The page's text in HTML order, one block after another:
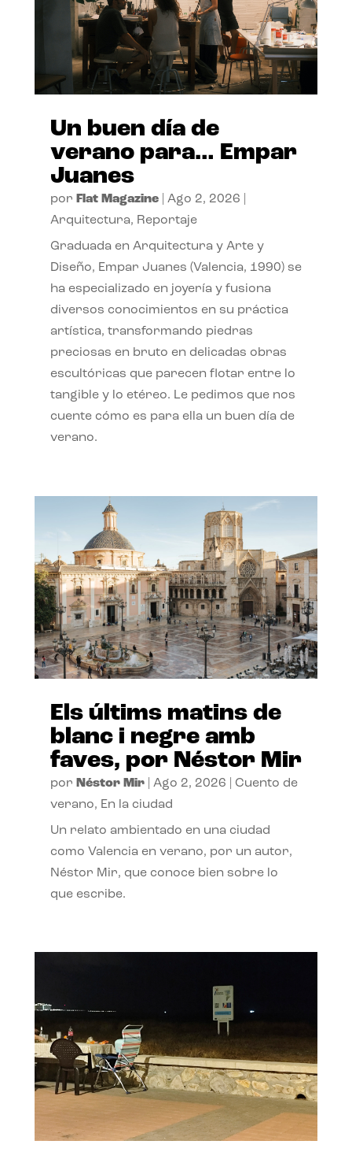
Un buen día de
verano para… Empar
Juanes
por Flat Magazine| Ago 2, 2026
Arquitectura, Reportaje
Graduada en Arquitectura y Arte y
Diseño, Empar Juanes (Valencia, 1990) se
ha especializado en joyería y fusiona
diversos conocimientos en su práctica
artística, transformando piedras
preciosas en bruto en delicadas obras
escultóricas que parecen flotar entre lo
tangible y lo etéreo. Le pedimos que nos
cuente cómo es para ella un buen día de
verano.
Els últims matins de
blanc i negre amb
faves, por Néstor Mir
por Néstor Mir| Ago 2, 2026
Cuento de
verano, En la ciudad
Un relato ambientado en una ciudad
como Valencia en verano, por un autor,
Néstor Mir, que conoce bien sobre lo
que escribe.